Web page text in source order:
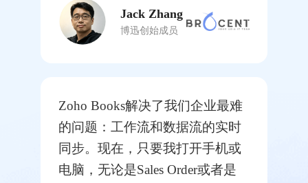
Jack Zhang
博迅创始成员
Zoho Books解决了我们企业最难
的问题：工作流和数据流的实时
同步。现在，只要我打开手机或
电脑，无论是Sales Order或者是